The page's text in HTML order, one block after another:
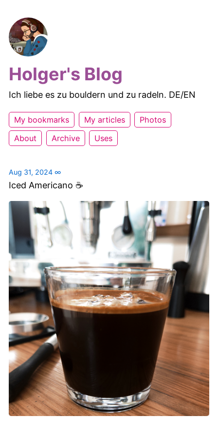
Holger's Blog
Ich liebe es zu bouldern und zu radeln. DE/EN
My bookmarks My articles
Photos
About
Archive Uses
Aug 31, 2024 ∞
Iced Americano ☕️